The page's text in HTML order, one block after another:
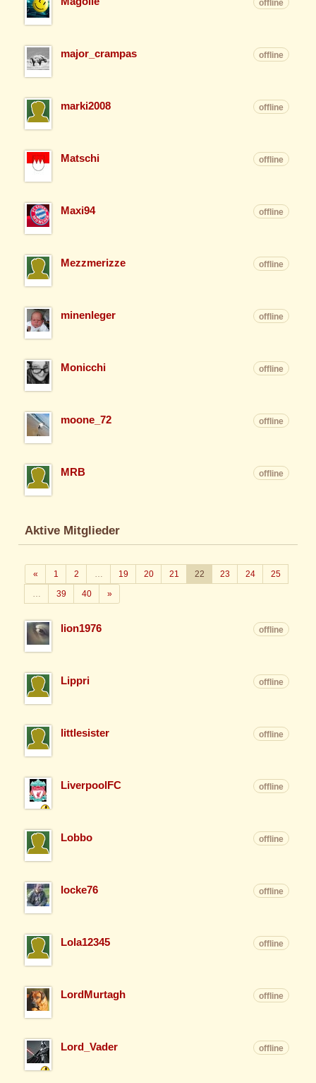
offline
major_crampas offline
marki2008 offline
Matschi offline
Maxi94 offline
Mezzmerizze offline
minenleger offline
Monicchi offline
moone_72 offline
MRB offline
Aktive Mitglieder
«Zurück
1 2 … 19 20 21 22 23 24
25
39 40 »Weiter
lion1976 offline
Lippri offline
littlesister offline
LiverpoolFC offline
Lobbo offline
locke76 offline
Lola12345 offline
LordMurtagh offline
Lord_Vader offline